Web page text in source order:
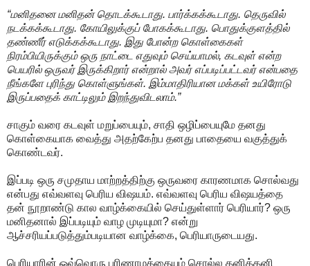
“மனிதனை மனிதன் தொடக்கூடாது. பார்க்கக்கூடாது. தெருவில்
நடக்கக்கூடாது. கோயிலுக்குப் போகக்கூடாது. பொதுக்குளத்தில்
தண்ணீர் எடுக்கக்கூடாது. இது போன்ற கொள்கைகள்
நிரம்பியிருக்கும் ஒரு நாட்டை எதுவும் செய்யாமல், கடவுள் என்ற
பெயரில் ஒருவர் இருக்கிறார் என்றால் அவர் எப்படிப்பட்டவர் என்பதை
நீங்களே புரிந்து கொள்ளுங்கள். இம்மாதிரியான மக்கள் உயிரோடு
இருப்பதைக் காட்டிலும் இறந்துவிடலாம்.”
சாகும் வரை கடவுள் மறுப்பையும், சாதி ஒழிப்பையுமே தனது
கொள்கையாக வைத்து அதற்கேற்ப தனது பாதையை வகுத்துக்
கொண்டவர்.
இப்படி ஒரு சமுதாய மாற்றத்திற்கு ஒருவரை காரணமாக சொல்வது
என்பது எவ்வளவு பெரிய விஷயம். எவ்வளவு பெரிய விஷயத்தை
தன் நூறாண்டு கால வாழ்க்கையில் செய்துள்ளார் பெரியார்? ஒரு
மனிதனால் இப்படியும் வாழ முடியுமா? என்று
ஆச்சரியப்படுத்தும்படியான வாழ்க்கை, பெரியாருடையது.
பெரியாரின் ஒவ்வொரு பரிணாமத்தையும் சொல்ல தனித்தனி